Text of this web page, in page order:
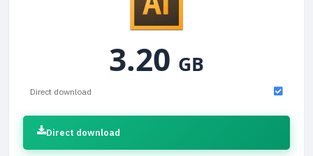
3.20 GB
Direct download
Direct download